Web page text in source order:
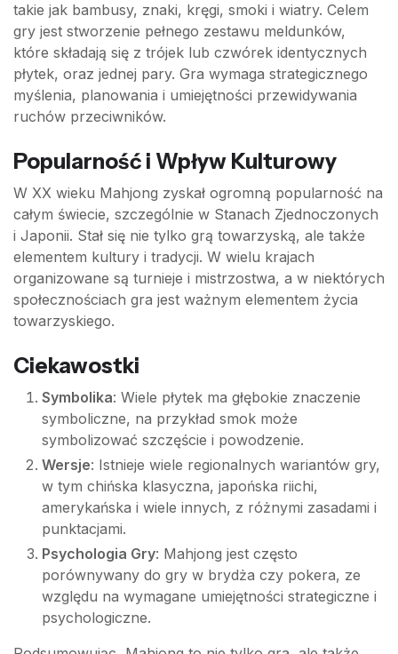
takie jak bambusy, znaki, kręgi, smoki i wiatry. Celem
gry jest stworzenie pełnego zestawu meldunków,
które składają się z trójek lub czwórek identycznych
płytek, oraz jednej pary. Gra wymaga strategicznego
myślenia, planowania i umiejętności przewidywania
ruchów przeciwników.
Popularność i Wpływ Kulturowy
W XX wieku Mahjong zyskał ogromną popularność na
całym świecie, szczególnie w Stanach Zjednoczonych
i Japonii. Stał się nie tylko grą towarzyską, ale także
elementem kultury i tradycji. W wielu krajach
organizowane są turnieje i mistrzostwa, a w niektórych
społecznościach gra jest ważnym elementem życia
towarzyskiego.
Ciekawostki
Symbolika: Wiele płytek ma głębokie znaczenie
symboliczne, na przykład smok może
symbolizować szczęście i powodzenie.
Wersje: Istnieje wiele regionalnych wariantów gry,
w tym chińska klasyczna, japońska riichi,
amerykańska i wiele innych, z różnymi zasadami i
punktacjami.
Psychologia Gry: Mahjong jest często
porównywany do gry w brydża czy pokera, ze
względu na wymagane umiejętności strategiczne i
psychologiczne.